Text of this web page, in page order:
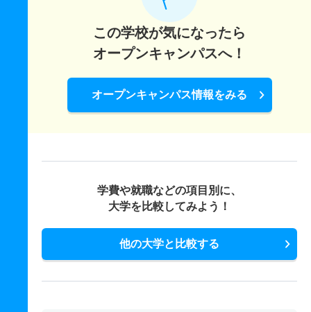
この学校が気になったら
オープンキャンパスへ！
オープンキャンパス情報をみる
学費や就職などの項目別に、
大学を比較してみよう！
他の大学と比較する